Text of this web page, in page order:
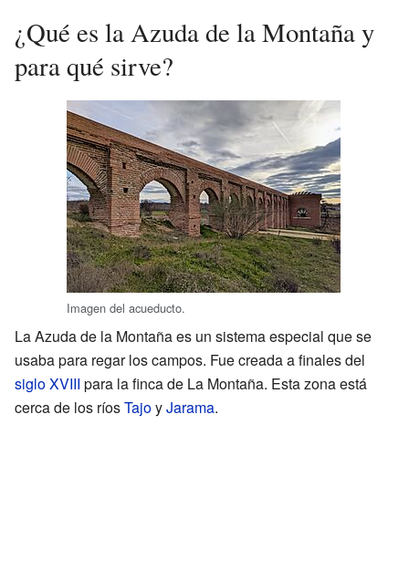
¿Qué es la Azuda de la Montaña y
para qué sirve?
Imagen del acueducto.
La Azuda de la Montaña es un sistema especial que se
usaba para regar los campos. Fue creada a finales del
siglo XVIII para la finca de La Montaña. Esta zona está
cerca de los ríosTajoyJarama.